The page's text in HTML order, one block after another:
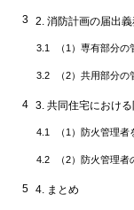
3 2. 消防計画の届出義
3.1 （1）専有部分の
3.2 （2）共用部分の
4 3. 共同住宅におけ
4.1 （1）防火管理
4.2 （2）防火管理
5 4. まとめ